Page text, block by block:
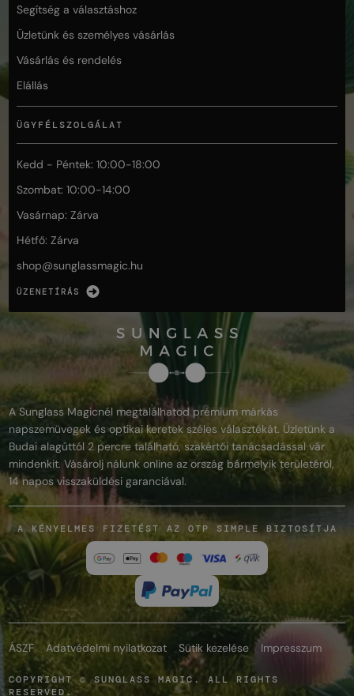
Segítség a választáshoz
Üzletünk és személyes vásárlás
Vásárlás és rendelés
Elállás
ÜGYFÉLSZOLGÁLAT
Kedd - Péntek: 10:00-18:00
Szombat: 10:00-14:00
Vasárnap: Zárva
Hétfő: Zárva
shop@sunglassmagic.hu
ÜZENETÍRÁS
A Sunglass Magicnél megtalálhatod prémium márkás
napszemüvegek és optikai keretek széles választékát. Üzletünk a
Budai alagúttól 2 percre található, szakértői tanácsadással vár
mindenkit. Vásárolj nálunk online az ország bármelyik területéről,
14 napos visszaküldési garanciával.
A KÉNYELMES FIZETÉST AZ OTP SIMPLE BIZTOSÍTJA
ÁSZF Adatvédelmi nyilatkozat Sütik kezelése Impresszum
COPYRIGHT © SUNGLASS MAGIC. ALL RIGHTS
RESERVED.